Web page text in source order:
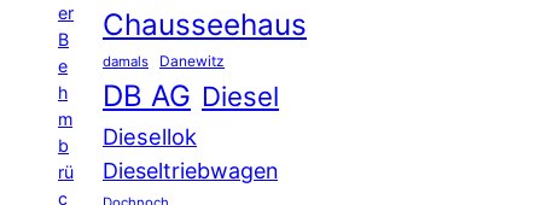
er
B
e
h
m
b
rü
c
Chausseehaus
damals Danewitz
DB AG Diesel
Diesellok
Dieseltriebwagen